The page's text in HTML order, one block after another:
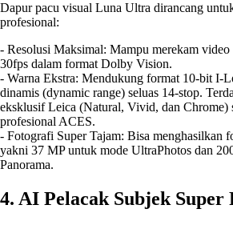
Dapur pacu visual Luna Ultra dirancang
profesional:
- Resolusi Maksimal: Mampu merekam
30fps dalam format Dolby Vision.
- Warna Ekstra: Mendukung format 10-bit I-
dinamis (dynamic range) seluas 14-stop.
eksklusif Leica (Natural, Vivid, dan Chrome)
profesional ACES.
- Fotografi Super Tajam: Bisa menghasilkan
yakni 37 MP untuk mode UltraPhotos dan
Panorama.
4. AI Pelacak Subjek Super